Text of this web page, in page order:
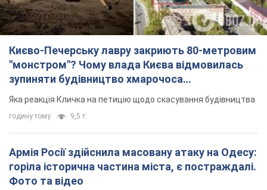
Києво-Печерську лавру закриють 80-метровим
"монстром"? Чому влада Києва відмовилась
зупиняти будівництво хмарочоса
"московського вірянина"
Яка реакція Кличка на петицію щодо скасування будівництва
годину тому 9,5 т.
Армія Росії здійснила масовану атаку на Одесу:
горіла історична частина міста, є постраждалі.
Фото та відео